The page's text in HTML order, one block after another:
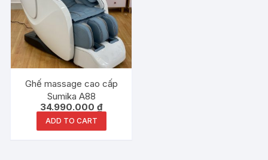
Ghế massage cao cấp
Sumika A88
34.990.000₫
ADD TO CART